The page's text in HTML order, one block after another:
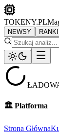
TOKENY.PL
NEWSY
🏛️ Platforma
Strona Główna